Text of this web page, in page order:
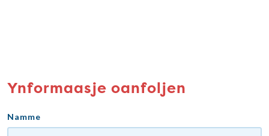
Ynformaasje oanfoljen
Namme